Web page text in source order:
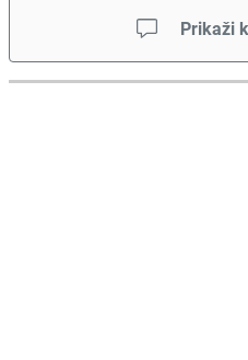
Prikaži